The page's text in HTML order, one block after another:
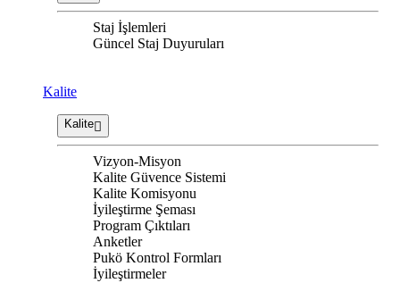
Staj İşlemleri
Güncel Staj Duyuruları
Kalite
Kalite
Vizyon-Misyon
Kalite Güvence Sistemi
Kalite Komisyonu
İyileştirme Şeması
Program Çıktıları
Anketler
Pukö Kontrol Formları
İyileştirmeler